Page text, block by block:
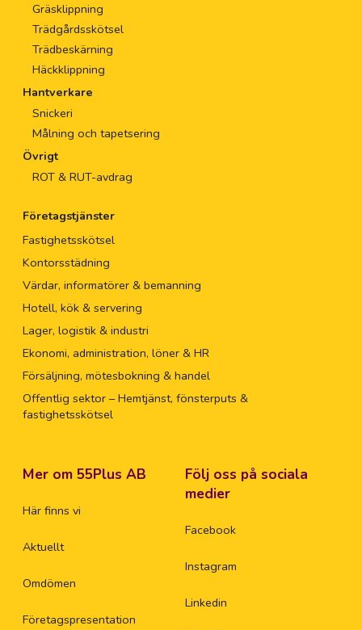
Gräsklippning
Trädgårdsskötsel
Trädbeskärning
Häckklippning
Hantverkare
Snickeri
Målning och tapetsering
Övrigt
ROT & RUT-avdrag
Företagstjänster
Fastighetsskötsel
Kontorsstädning
Värdar, informatörer & bemanning
Hotell, kök & servering
Lager, logistik & industri
Ekonomi, administration, löner & HR
Försäljning, mötesbokning & handel
Offentlig sektor – Hemtjänst, fönsterputs &
fastighetsskötsel
Mer om 55Plus AB
Här finns vi
Aktuellt
Omdömen
Företagspresentation
Följ oss på sociala
medier
Facebook
Instagram
Linkedin